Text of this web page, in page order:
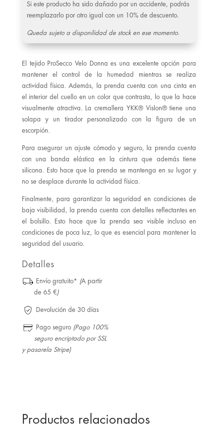
Si este producto ha sido dañado por un accidente, podrás
reemplazarlo por otro igual con un 10% de descuento.
Queda sujeto a disponilidad de stock en ese momento.
El tejido ProSecco Velo Donna es una excelente opción para
mantener el control de la humedad mientras se realiza
actividad física. Además, la prenda cuenta con una cinta en
el interior del cuello en un color que contrasta, lo que la hace
visualmente atractiva. La cremallera YKK® Vislon® tiene una
solapa y un tirador personalizado con la figura de un
escorpión.
Para asegurar un ajuste cómodo y seguro, la prenda cuenta
con una banda elástica en la cintura que además tiene
silicona. Esto hace que la prenda se mantenga en su lugar y
no se desplace durante la actividad física.
Finalmente, para garantizar la seguridad en condiciones de
baja visibilidad, la prenda cuenta con detalles reflectantes en
el bolsillo. Esto hace que la prenda sea visible incluso en
condiciones de poca luz, lo que es esencial para mantener la
seguridad del usuario.
Detalles
Envío gratuito* (A partir
de 65 €)
Devolución de 30 días
Pago seguro (Pago 100%
seguro encriptado por SSL
y pasarela Stripe)
Productos relacionados